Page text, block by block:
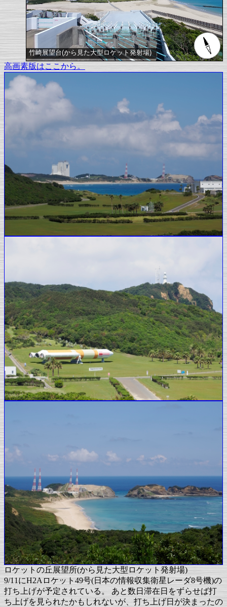
竹崎展望台(から見た大型ロケット発射場)
高画素版はここから。
ロケットの丘展望所(から見た大型ロケット発射場)
9/11にH2Aロケット49号(日本の情報収集衛星レーダ8号機)の
打ち上げが予定されている。 あと数日滞在日をずらせば打
ち上げを見られたかもしれないが、打ち上げ日が決まったの